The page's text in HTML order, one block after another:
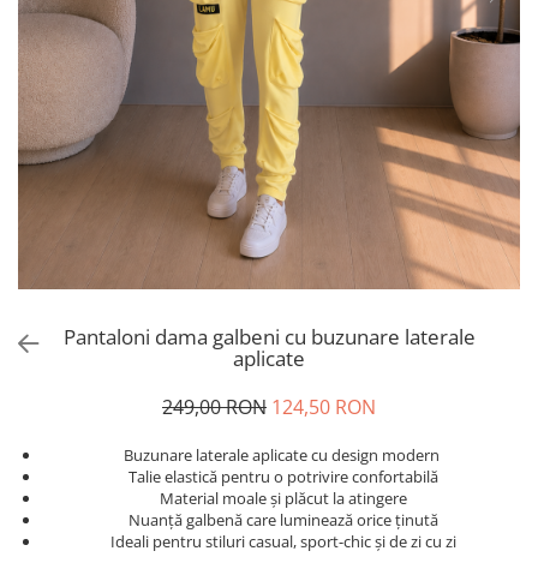
Tricouri si topuri
Rochii de eveniment
Pantaloni dama galbeni cu buzunare laterale
aplicate
249,00 RON 124,50 RON
Buzunare laterale aplicate cu design modern
Talie elastică pentru o potrivire confortabilă
Material moale și plăcut la atingere
Nuanță galbenă care luminează orice ținută
Ideali pentru stiluri casual, sport-chic și de zi cu zi